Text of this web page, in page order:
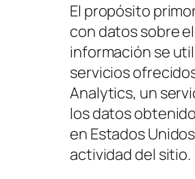
El propósito
con datos sobre
información se
servicios
Analytics, un
los datos
en Estados
actividad del sitio.